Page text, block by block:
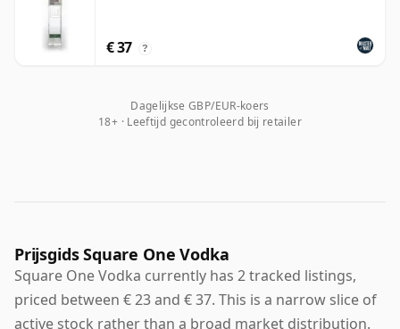
€ 37 ?
Dagelijkse GBP/EUR-koers
18+ · Leeftijd gecontroleerd bij retailer
Prijsgids Square One Vodka
Square One Vodka currently has 2 tracked listings,
priced between € 23 and € 37. This is a narrow slice of
active stock rather than a broad market distribution.